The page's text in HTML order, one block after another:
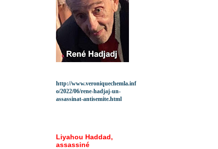
http://www.veroniquechemla.inf
o/2022/06/rene-hadjaj-un-
assassinat-antisemite.html
Liyahou Haddad,
assassiné